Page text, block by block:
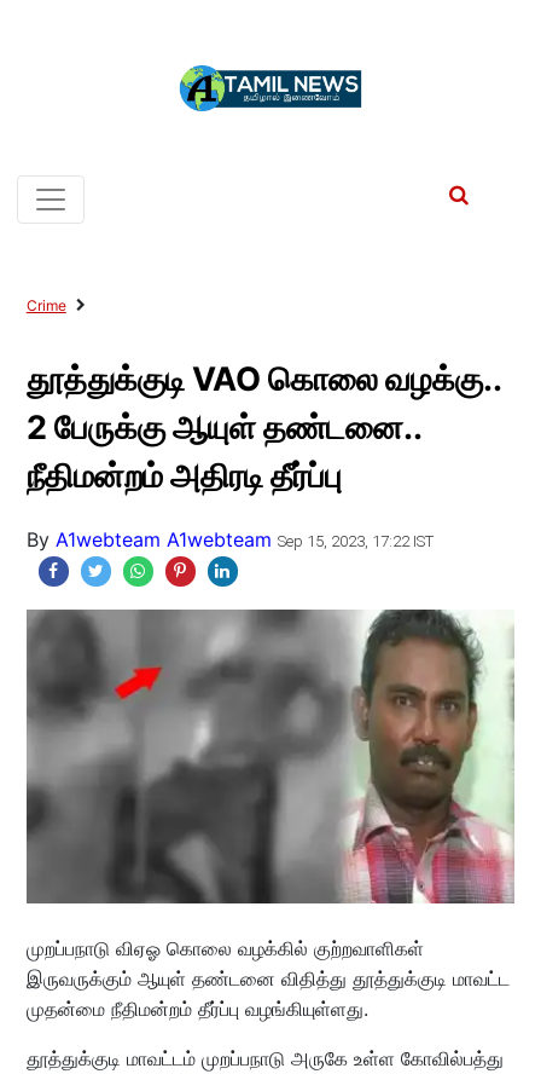
Crime
தூத்துக்குடி VAO கொலை வழக்கு..
2 பேருக்கு ஆயுள் தண்டனை..
நீதிமன்றம் அதிரடி தீர்ப்பு
By A1webteam A1webteam Sep 15, 2023, 17:22 IST
முறப்பநாடு விஏஓ கொலை வழக்கில் குற்றவாளிகள்
இருவருக்கும் ஆயுள் தண்டனை விதித்து தூத்துக்குடி மாவட்ட
முதன்மை நீதிமன்றம் தீர்ப்பு வழங்கியுள்ளது.
தூத்துக்குடி மாவட்டம் முறப்பநாடு அருகே உள்ள கோவில்பத்து